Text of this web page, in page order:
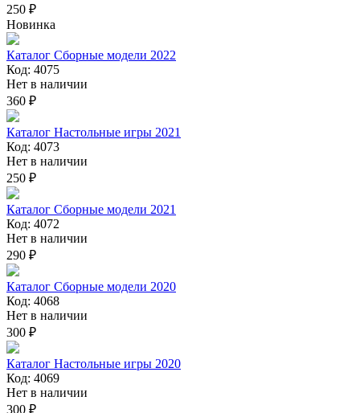
250 ₽
Новинка
Каталог Сборные модели 2022
Код: 4075
Нет в наличии
360 ₽
Каталог Настольные игры 2021
Код: 4073
Нет в наличии
250 ₽
Каталог Сборные модели 2021
Код: 4072
Нет в наличии
290 ₽
Каталог Сборные модели 2020
Код: 4068
Нет в наличии
300 ₽
Каталог Настольные игры 2020
Код: 4069
Нет в наличии
300 ₽